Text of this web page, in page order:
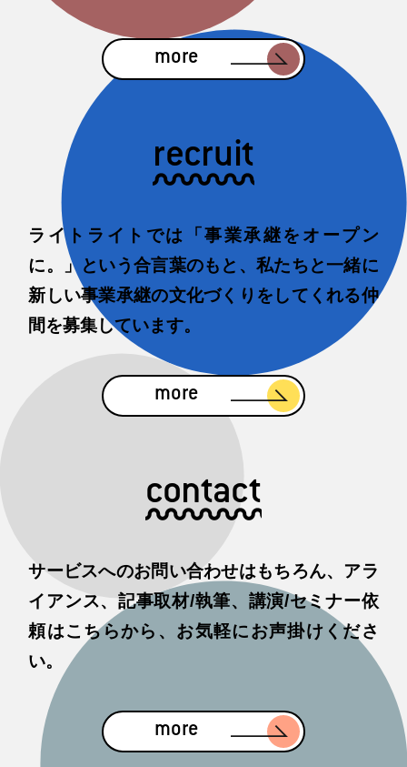
more
recruit
ライトライトでは「事業承継をオープン
に。」という合言葉のもと、私たちと一緒に
新しい事業承継の文化づくりをしてくれる仲
間を募集しています。
more
contact
サービスへのお問い合わせはもちろん、アラ
イアンス、記事取材/執筆、講演/セミナー依
頼はこちらから、お気軽にお声掛けくださ
い。
more